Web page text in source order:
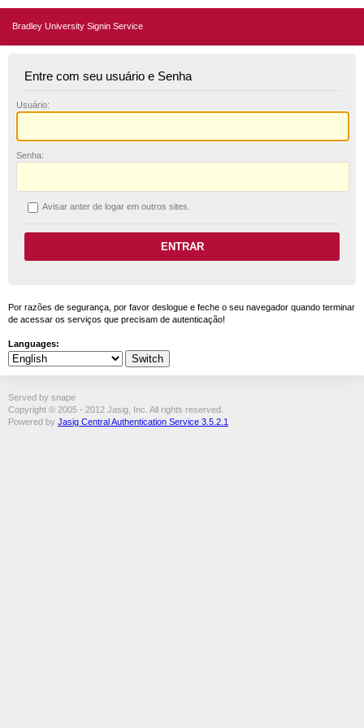
Bradley University Signin Service
Entre com seu usuário e Senha
Usuário:
Senha:
Avisar anter de logar em outros sites.
Por razões de segurança, por favor deslogue e feche o seu navegador quando terminar
de acessar os serviços que precisam de autenticação!
Languages:
Served by snape
Copyright © 2005 - 2012 Jasig, Inc. All rights reserved.
Powered by Jasig Central Authentication Service 3.5.2.1